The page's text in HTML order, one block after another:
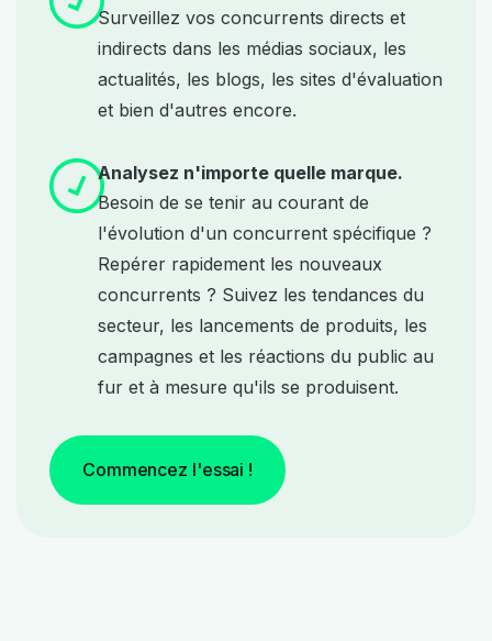
Surveillez vos concurrents directs et
indirects dans les médias sociaux, les
actualités, les blogs, les sites d'évaluation
et bien d'autres encore.
Analysez n'importe quelle marque.
Besoin de se tenir au courant de
l'évolution d'un concurrent spécifique ?
Repérer rapidement les nouveaux
concurrents ? Suivez les tendances du
secteur, les lancements de produits, les
campagnes et les réactions du public au
fur et à mesure qu'ils se produisent.
Commencez l'essai !